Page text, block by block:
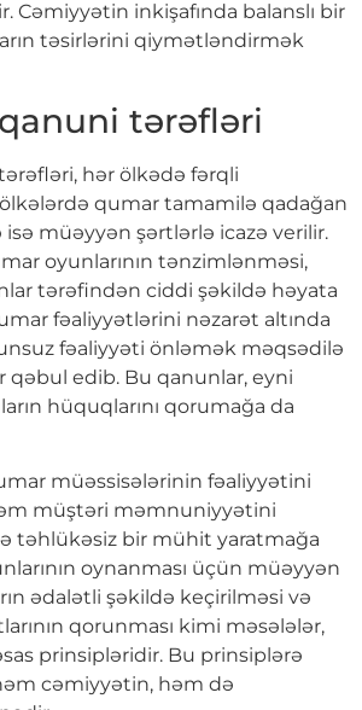
Cəmiyyətin inkişafında balanslı bir
təsirlərini qiymətləndirmək
tərəfləri
hər ölkədə fərqli
qumar tamamilə qadağan
müəyyən şərtlərlə icazə verilir.
oyunlarının tənzimlənməsi,
tərəfindən ciddi şəkildə həyata
fəaliyyətlərini nəzarət altında
fəaliyyəti önləmək məqsədilə
qəbul edib. Bu qanunlar, eyni
hüquqlarını qorumağa da
müəssisələrinin fəaliyyətini
müştəri məmnuniyyətini
təhlükəsiz bir mühit yaratmağa
oynanması üçün müəyyən
ədalətli şəkildə keçirilməsi və
qorunması kimi məsələlər,
prinsipləridir. Bu prinsiplərə
cəmiyyətin, həm də